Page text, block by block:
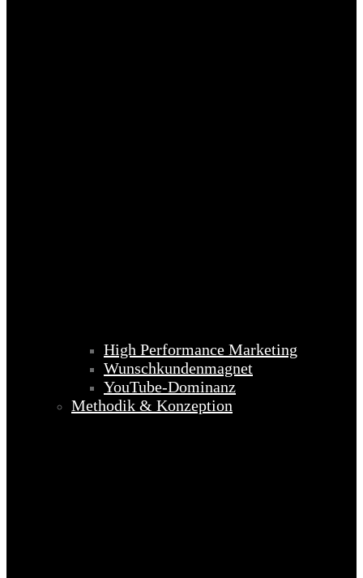
High Performance Marketing
Wunschkundenmagnet
YouTube-Dominanz
Methodik & Konzeption